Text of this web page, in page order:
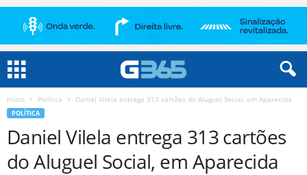
Início Política Daniel Vilela entrega 313 cartões do Aluguel Social, em Aparecida
POLÍTICA
Daniel Vilela entrega 313 cartões
do Aluguel Social, em Aparecida